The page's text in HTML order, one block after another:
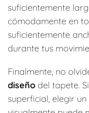
suficientemente
cómodamente en
suficientemente
durante tus
Finalmente, no
diseño del tapete.
superficial, elegir